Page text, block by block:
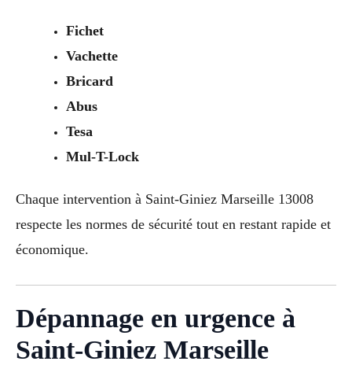
Fichet
Vachette
Bricard
Abus
Tesa
Mul-T-Lock
Chaque intervention à Saint-Giniez Marseille 13008
respecte les normes de sécurité tout en restant rapide et
économique.
Dépannage en urgence à
Saint-Giniez Marseille